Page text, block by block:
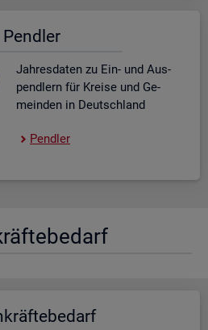
Pend­ler
Jah­res­da­ten zu Ein- und Aus­
pend­lern für Krei­se und Ge­
mein­den in Deutsch­land
Pend­ler